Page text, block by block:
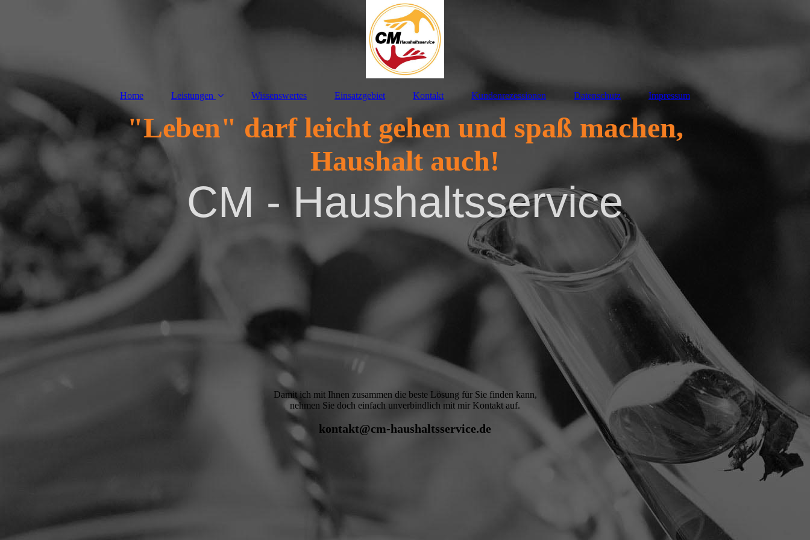
Home Leistungen Wissenswertes Einsatzgebiet Kontakt Kundenrezessionen Datenschutz Impressum
"Leben" darf leicht gehen und spaß machen,
Haushalt auch!
CM - Haushaltsservice
Damit ich mit Ihnen zusammen die beste Lösung für Sie finden kann,
nehmen Sie doch einfach unverbindlich mit mir Kontakt auf.
kontakt@cm-haushaltsservice.de